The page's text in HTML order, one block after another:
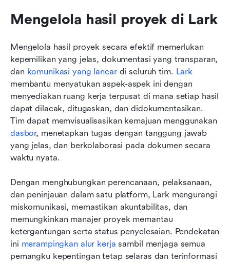
Mengelola hasil proyek di Lark
Mengelola hasil proyek secara efektif memerlukan
kepemilikan yang jelas, dokumentasi yang transparan,
dan komunikasi yang lancar di seluruh tim. Lark
membantu menyatukan aspek-aspek ini dengan
menyediakan ruang kerja terpusat di mana setiap hasil
dapat dilacak, ditugaskan, dan didokumentasikan.
dasbor, menetapkan tugas dengan tanggung jawab
yang jelas, dan berkolaborasi pada dokumen secara
waktu nyata.
Dengan menghubungkan perencanaan, pelaksanaan,
dan peninjauan dalam satu platform, Lark mengurangi
miskomunikasi, memastikan akuntabilitas, dan
memungkinkan manajer proyek memantau
ketergantungan serta status penyelesaian. Pendekatan
ini merampingkan alur kerja sambil menjaga semua
pemangku kepentingan tetap selaras dan terinformasi